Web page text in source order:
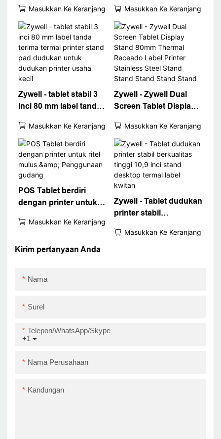
termal Printer dudukan
untuk bantalan
dudukan printer yang
dapat disesuaikan
Masukkan Ke Keranjang
Pad Stand Zywell
Tablet yang Dapat
Disesuaikan Printer
Stand Stand Stand
Stand
Masukkan Ke Keranjang
Zywell - tablet stabil 3
inci 80 mm label tanda
stand pad dudukan
untuk dudukan printer
usaha kecil
Masukkan Ke Keranjang
Zywell - Zywell Dual
Screen Tablet Display
Receado Label Printer
Stainless Steel Stand
Stand Stand Stand
Stand
Masukkan Ke Keranjang
POS Tablet berdiri
dengan printer untuk
Penggunaan gudang
Masukkan Ke Keranjang
Zywell - Tablet dudukan
printer stabil
inci stand desktop
Masukkan Ke Keranjang
Kirim pertanyaan Anda
Nama
Surel
+1
Telepon/WhatsApp/Skype
Nama Perusahaan
Kandungan